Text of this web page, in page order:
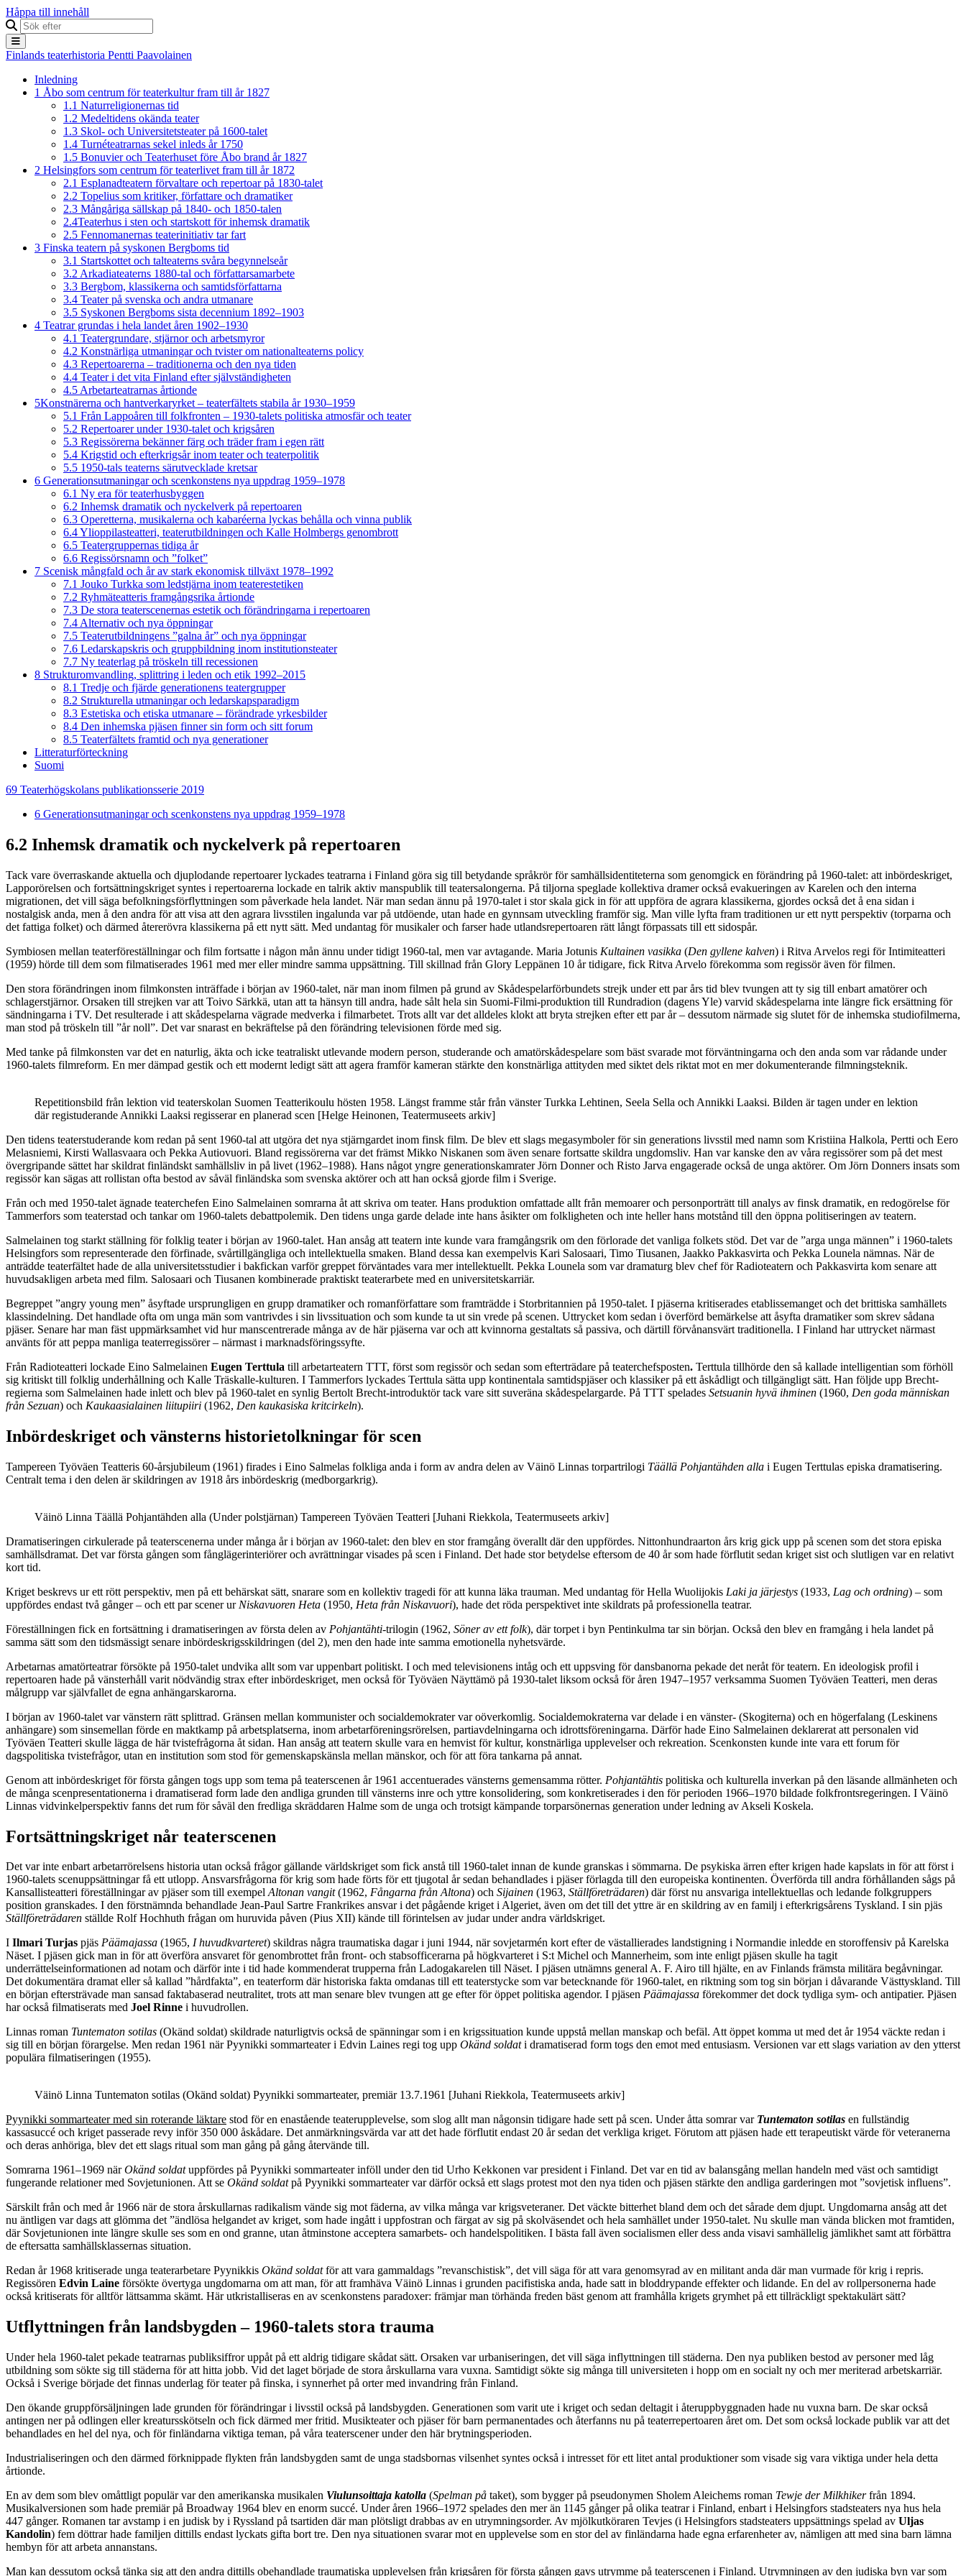
Håppa till innehåll
Finlands teaterhistoria Pentti Paavolainen
Inledning
1 Åbo som centrum för teaterkultur fram till år 1827
1.1 Naturreligionernas tid
1.2 Medeltidens okända teater
1.3 Skol- och Universitetsteater på 1600-talet
1.4 Turnéteatrarnas sekel inleds år 1750
1.5 Bonuvier och Teaterhuset före Åbo brand år 1827
2 Helsingfors som centrum för teaterlivet fram till år 1872
2.1 Esplanadteatern förvaltare och repertoar på 1830-talet
2.2 Topelius som kritiker, författare och dramatiker
2.3 Mångåriga sällskap på 1840- och 1850-talen
2.4Teaterhus i sten och startskott för inhemsk dramatik
2.5 Fennomanernas teaterinitiativ tar fart
3 Finska teatern på syskonen Bergboms tid
3.1 Startskottet och talteaterns svåra begynnelseår
3.2 Arkadiateaterns 1880-tal och författarsamarbete
3.3 Bergbom, klassikerna och samtidsförfattarna
3.4 Teater på svenska och andra utmanare
3.5 Syskonen Bergboms sista decennium 1892–1903
4 Teatrar grundas i hela landet åren 1902–1930
4.1 Teatergrundare, stjärnor och arbetsmyror
4.2 Konstnärliga utmaningar och tvister om nationalteaterns policy
4.3 Repertoarerna – traditionerna och den nya tiden
4.4 Teater i det vita Finland efter självständigheten
4.5 Arbetarteatrarnas årtionde
5Konstnärerna och hantverkaryrket – teaterfältets stabila år 1930–1959
5.1 Från Lappoåren till folkfronten – 1930-talets politiska atmosfär och teater
5.2 Repertoarer under 1930-talet och krigsåren
5.3 Regissörerna bekänner färg och träder fram i egen rätt
5.4 Krigstid och efterkrigsår inom teater och teaterpolitik
5.5 1950-tals teaterns särutvecklade kretsar
6 Generationsutmaningar och scenkonstens nya uppdrag 1959–1978
6.1 Ny era för teaterhusbyggen
6.2 Inhemsk dramatik och nyckelverk på repertoaren
6.3 Operetterna, musikalerna och kabaréerna lyckas behålla och vinna publik
6.4Ylioppilasteatteri, teaterutbildningen och Kalle Holmbergs genombrott
6.5 Teatergruppernas tidiga år
6.6 Regissörsnamn och ”folket”
7 Scenisk mångfald och år av stark ekonomisk tillväxt 1978–1992
7.1 Jouko Turkka som ledstjärna inom teaterestetiken
7.2 Ryhmäteatteris framgångsrika årtionde
7.3 De stora teaterscenernas estetik och förändringarna i repertoaren
7.4 Alternativ och nya öppningar
7.5 Teaterutbildningens ”galna år” och nya öppningar
7.6 Ledarskapskris och gruppbildning inom institutionsteater
7.7 Ny teaterlag på tröskeln till recessionen
8 Strukturomvandling, splittring i leden och etik 1992–2015
8.1 Tredje och fjärde generationens teatergrupper
8.2 Strukturella utmaningar och ledarskapsparadigm
8.3 Estetiska och etiska utmanare – förändrade yrkesbilder
8.4 Den inhemska pjäsen finner sin form och sitt forum
8.5 Teaterfältets framtid och nya generationer
Litteraturförteckning
Suomi
69 Teaterhögskolans publikationsserie 2019
6 Generationsutmaningar och scenkonstens nya uppdrag 1959–1978
6.2 Inhemsk dramatik och nyckelverk på repertoaren
Tack vare överraskande aktuella och djuplodande repertoarer lyckades teatrarna i Finland göra sig till betydande språkrör för samhällsidentiteterna som genomgick en förändring på 1960-talet: att inbördeskriget,
Lapporörelsen och fortsättningskriget syntes i repertoarerna lockade en talrik aktiv manspublik till teatersalongerna. På tiljorna speglade kollektiva dramer också evakueringen av Karelen och den interna
migrationen, det vill säga befolkningsförflyttningen som påverkade hela landet. När man sedan ännu på 1970-talet i stor skala gick in för att uppföra de agrara klassikerna, gjordes också det å ena sidan i
nostalgisk anda, men å den andra för att visa att den agrara livsstilen ingalunda var på utdöende, utan hade en gynnsam utveckling framför sig. Man ville lyfta fram traditionen ur ett nytt perspektiv (torparna och
det fattiga folket) och därmed återerövra klassikerna på ett nytt sätt. Med undantag för musikaler och farser hade utlandsrepertoaren rätt långt förpassats till ett sidospår.
Symbiosen mellan teaterföreställningar och film fortsatte i någon mån ännu under tidigt 1960-tal, men var avtagande. Maria Jotunis Kultainen vasikka (Den gyllene kalven) i Ritva Arvelos regi för Intimiteatteri
(1959) hörde till dem som filmatiserades 1961 med mer eller mindre samma uppsättning. Till skillnad från Glory Leppänen 10 år tidigare, fick Ritva Arvelo förekomma som regissör även för filmen.
Den stora förändringen inom filmkonsten inträffade i början av 1960-talet, när man inom filmen på grund av Skådespelarförbundets strejk under ett par års tid blev tvungen att ty sig till enbart amatörer och
schlagerstjärnor. Orsaken till strejken var att Toivo Särkkä, utan att ta hänsyn till andra, hade sålt hela sin Suomi-Filmi-produktion till Rundradion (dagens Yle) varvid skådespelarna inte längre fick ersättning för
sändningarna i TV. Det resulterade i att skådespelarna vägrade medverka i filmarbetet. Trots allt var det alldeles klokt att bryta strejken efter ett par år – dessutom närmade sig slutet för de inhemska studiofilmerna,
man stod på tröskeln till ”år noll”. Det var snarast en bekräftelse på den förändring televisionen förde med sig.
Med tanke på filmkonsten var det en naturlig, äkta och icke teatraliskt utlevande modern person, studerande och amatörskådespelare som bäst svarade mot förväntningarna och den anda som var rådande under
1960-talets filmreform. En mer dämpad gestik och ett modernt ledigt sätt att agera framför kameran stärkte den konstnärliga attityden med siktet dels riktat mot en mer dokumenterande filmningsteknik.
Repetitionsbild från lektion vid teaterskolan Suomen Teatterikoulu hösten 1958. Längst framme står från vänster Turkka Lehtinen, Seela Sella och Annikki Laaksi. Bilden är tagen under en lektion
där registuderande Annikki Laaksi regisserar en planerad scen [Helge Heinonen, Teatermuseets arkiv]
Den tidens teaterstuderande kom redan på sent 1960-tal att utgöra det nya stjärngardet inom finsk film. De blev ett slags megasymboler för sin generations livsstil med namn som Kristiina Halkola, Pertti och Eero
Melasniemi, Kirsti Wallasvaara och Pekka Autiovuori. Bland regissörerna var det främst Mikko Niskanen som även senare fortsatte skildra ungdomsliv. Han var kanske den av våra regissörer som på det mest
övergripande sättet har skildrat finländskt samhällsliv in på livet (1962–1988). Hans något yngre generationskamrater Jörn Donner och Risto Jarva engagerade också de unga aktörer. Om Jörn Donners insats som
regissör kan sägas att rollistan ofta bestod av såväl finländska som svenska aktörer och att han också gjorde film i Sverige.
Från och med 1950-talet ägnade teaterchefen Eino Salmelainen somrarna åt att skriva om teater. Hans produktion omfattade allt från memoarer och personporträtt till analys av finsk dramatik, en redogörelse för
Tammerfors som teaterstad och tankar om 1960-talets debattpolemik. Den tidens unga garde delade inte hans åsikter om folkligheten och inte heller hans motstånd till den öppna politiseringen av teatern.
Salmelainen tog starkt ställning för folklig teater i början av 1960-talet. Han ansåg att teatern inte kunde vara framgångsrik om den förlorade det vanliga folkets stöd. Det var de ”arga unga männen” i 1960-talets
Helsingfors som representerade den förfinade, svårtillgängliga och intellektuella smaken. Bland dessa kan exempelvis Kari Salosaari, Timo Tiusanen, Jaakko Pakkasvirta och Pekka Lounela nämnas. När de
anträdde teaterfältet hade de alla universitetsstudier i bakfickan varför greppet förväntades vara mer intellektuellt. Pekka Lounela som var dramaturg blev chef för Radioteatern och Pakkasvirta kom senare att
huvudsakligen arbeta med film. Salosaari och Tiusanen kombinerade praktiskt teaterarbete med en universitetskarriär.
Begreppet ”angry young men” åsyftade ursprungligen en grupp dramatiker och romanförfattare som framträdde i Storbritannien på 1950-talet. I pjäserna kritiserades etablissemanget och det brittiska samhällets
klassindelning. Det handlade ofta om unga män som vantrivdes i sin livssituation och som kunde ta ut sin vrede på scenen. Uttrycket kom sedan i överförd bemärkelse att åsyfta dramatiker som skrev sådana
pjäser. Senare har man fäst uppmärksamhet vid hur manscentrerade många av de här pjäserna var och att kvinnorna gestaltats så passiva, och därtill förvånansvärt traditionella. I Finland har uttrycket närmast
använts för att peppa manliga teaterregissörer – närmast i marknadsföringssyfte.
Från Radioteatteri lockade Eino Salmelainen Eugen Terttula till arbetarteatern TTT, först som regissör och sedan som efterträdare på teaterchefsposten. Terttula tillhörde den så kallade intelligentian som förhöll
sig kritiskt till folklig underhållning och Kalle Träskalle-kulturen. I Tammerfors lyckades Terttula sätta upp kontinentala samtidspjäser och klassiker på ett åskådligt och tillgängligt sätt. Han följde upp Brecht-
regierna som Salmelainen hade inlett och blev på 1960-talet en synlig Bertolt Brecht-introduktör tack vare sitt suveräna skådespelargarde. På TTT spelades Setsuanin hyvä ihminen (1960, Den goda människan
från Sezuan) och Kaukaasialainen liitupiiri (1962, Den kaukasiska kritcirkeln).
Inbördeskriget och vänsterns historietolkningar för scen
Tampereen Työväen Teatteris 60-årsjubileum (1961) firades i Eino Salmelas folkliga anda i form av andra delen av Väinö Linnas torpartrilogi Täällä Pohjantähden alla i Eugen Terttulas episka dramatisering.
Centralt tema i den delen är skildringen av 1918 års inbördeskrig (medborgarkrig).
Väinö Linna Täällä Pohjantähden alla (Under polstjärnan) Tampereen Työväen Teatteri [Juhani Riekkola, Teatermuseets arkiv]
Dramatiseringen cirkulerade på teaterscenerna under många år i början av 1960-talet: den blev en stor framgång överallt där den uppfördes. Nittonhundraarton års krig gick upp på scenen som det stora episka
samhällsdramat. Det var första gången som fånglägerinteriörer och avrättningar visades på scen i Finland. Det hade stor betydelse eftersom de 40 år som hade förflutit sedan kriget sist och slutligen var en relativt
kort tid.
Kriget beskrevs ur ett rött perspektiv, men på ett behärskat sätt, snarare som en kollektiv tragedi för att kunna läka trauman. Med undantag för Hella Wuolijokis Laki ja järjestys (1933, Lag och ordning) – som
uppfördes endast två gånger – och ett par scener ur Niskavuoren Heta (1950, Heta från Niskavuori), hade det röda perspektivet inte skildrats på professionella teatrar.
Föreställningen fick en fortsättning i dramatiseringen av första delen av Pohjantähti-trilogin (1962, Söner av ett folk), där torpet i byn Pentinkulma tar sin början. Också den blev en framgång i hela landet på
samma sätt som den tidsmässigt senare inbördeskrigsskildringen (del 2), men den hade inte samma emotionella nyhetsvärde.
Arbetarnas amatörteatrar försökte på 1950-talet undvika allt som var uppenbart politiskt. I och med televisionens intåg och ett uppsving för dansbanorna pekade det neråt för teatern. En ideologisk profil i
repertoaren hade på vänsterhåll varit nödvändig strax efter inbördeskriget, men också för Työväen Näyttämö på 1930-talet liksom också för åren 1947–1957 verksamma Suomen Työväen Teatteri, men deras
målgrupp var självfallet de egna anhängarskarorna.
I början av 1960-talet var vänstern rätt splittrad. Gränsen mellan kommunister och socialdemokrater var oöverkomlig. Socialdemokraterna var delade i en vänster- (Skogiterna) och en högerfalang (Leskinens
anhängare) som sinsemellan förde en maktkamp på arbetsplatserna, inom arbetarföreningsrörelsen, partiavdelningarna och idrottsföreningarna. Därför hade Eino Salmelainen deklarerat att personalen vid
Työväen Teatteri skulle lägga de här tvistefrågorna åt sidan. Han ansåg att teatern skulle vara en hemvist för kultur, konstnärliga upplevelser och rekreation. Scenkonsten kunde inte vara ett forum för
dagspolitiska tvistefrågor, utan en institution som stod för gemenskapskänsla mellan mänskor, och för att föra tankarna på annat.
Genom att inbördeskriget för första gången togs upp som tema på teaterscenen år 1961 accentuerades vänsterns gemensamma rötter. Pohjantähtis politiska och kulturella inverkan på den läsande allmänheten och
de många scenpresentationerna i dramatiserad form lade den andliga grunden till vänsterns inre och yttre konsolidering, som konkretiserades i den för perioden 1966–1970 bildade folkfrontsregeringen. I Väinö
Linnas vidvinkelperspektiv fanns det rum för såväl den fredliga skräddaren Halme som de unga och trotsigt kämpande torparsönernas generation under ledning av Akseli Koskela.
Fortsättningskriget når teaterscenen
Det var inte enbart arbetarrörelsens historia utan också frågor gällande världskriget som fick anstå till 1960-talet innan de kunde granskas i sömmarna. De psykiska ärren efter krigen hade kapslats in för att först i
1960-talets scenuppsättningar få ett utlopp. Ansvarsfrågorna för krig som hade förts för ett tjugotal år sedan behandlades i pjäser förlagda till den europeiska kontinenten. Överförda till andra förhållanden sågs på
Kansallisteatteri föreställningar av pjäser som till exempelAltonan vangit(1962, Fångarna från Altona) och Sijainen (1963, Ställföreträdaren) där först nu ansvariga intellektuellas och ledande folkgruppers
position granskades. I den förstnämnda behandlade Jean-Paul Sartre Frankrikes ansvar i det pågående kriget i Algeriet, även om det till det yttre är en skildring av en familj i efterkrigsårens Tyskland. I sin pjäs
Ställföreträdaren ställde Rolf Hochhuth frågan om huruvida påven (Pius XII) kände till förintelsen av judar under andra världskriget.
I Ilmari Turjas pjäs Päämajassa (1965, I huvudkvarteret) skildras några traumatiska dagar i juni 1944, när sovjetarmén kort efter de västallierades landstigning i Normandie inledde en storoffensiv på Karelska
Näset. I pjäsen gick man in för att överföra ansvaret för genombrottet från front- och stabsofficerarna på högkvarteret i S:t Michel och Mannerheim, som inte enligt pjäsen skulle ha tagit
underrättelseinformationen ad notam och därför inte i tid hade kommenderat trupperna från Ladogakarelen till Näset. I pjäsen utnämns general A. F. Airo till hjälte, en av Finlands främsta militära begåvningar.
Det dokumentära dramat eller så kallad ”hårdfakta”, en teaterform där historiska fakta omdanas till ett teaterstycke som var betecknande för 1960-talet, en riktning som tog sin början i dåvarande Västtyskland. Till
en början eftersträvade man sansad faktabaserad neutralitet, trots att man senare blev tvungen att ge efter för öppet politiska agendor. I pjäsen Päämajassa förekommer det dock tydliga sym- och antipatier. Pjäsen
har också filmatiserats med Joel Rinne i huvudrollen.
Linnas roman Tuntematon sotilas (Okänd soldat) skildrade naturligtvis också de spänningar som i en krigssituation kunde uppstå mellan manskap och befäl. Att öppet komma ut med det år 1954 väckte redan i
sig till en början förargelse. Men redan 1961 när Pyynikki sommarteater i Edvin Laines regi tog upp Okänd soldati dramatiserad form togs den emot med entusiasm. Versionen var ett slags variation av den ytterst
populära filmatiseringen (1955).
Väinö Linna Tuntematon sotilas (Okänd soldat) Pyynikki sommarteater, premiär 13.7.1961 [Juhani Riekkola, Teatermuseets arkiv]
Pyynikki sommarteater med sin roterande läktare stod för en enastående teaterupplevelse, som slog allt man någonsin tidigare hade sett på scen. Under åtta somrar var Tuntematon sotilas en fullständig
kassasuccé och kriget passerade revy inför 350 000 åskådare. Det anmärkningsvärda var att det hade förflutit endast 20 år sedan det verkliga kriget. Förutom att pjäsen hade ett terapeutiskt värde för veteranerna
och deras anhöriga, blev det ett slags ritual som man gång på gång återvände till.
Somrarna 1961–1969 närOkänd soldatuppfördes på Pyynikki sommarteater inföll under den tid Urho Kekkonen var president i Finland. Det var en tid av balansgång mellan handeln med väst och samtidigt
fungerande relationer med Sovjetunionen. Att se Okänd soldatpå Pyynikki sommarteater var därför också ett slags protest mot den nya tiden och pjäsen stärkte den andliga garderingen mot ”sovjetisk influens”.
Särskilt från och med år 1966 när de stora årskullarnas radikalism vände sig mot fäderna, av vilka många var krigsveteraner. Det väckte bitterhet bland dem och det sårade dem djupt. Ungdomarna ansåg att det
nu äntligen var dags att glömma det ”ändlösa helgandet av kriget, som hade ingått i uppfostran och färgat av sig på skolväsendet och hela samhället under 1950-talet. Nu skulle man vända blicken mot framtiden,
där Sovjetunionen inte längre skulle ses som en ond granne, utan åtminstone acceptera samarbets- och handelspolitiken. I bästa fall även socialismen eller dess anda visavi samhällelig jämlikhet samt att förbättra
de eftersatta samhällsklassernas situation.
Redan år 1968 kritiserade unga teaterarbetare Pyynikkis Okänd soldatför att vara gammaldags ”revanschistisk”, det vill säga för att vara genomsyrad av en militant anda där man vurmade för krig i repris.
Regissören Edvin Laine försökte övertyga ungdomarna om att man, för att framhäva Väinö Linnas i grunden pacifistiska anda, hade satt in bloddrypande effekter och lidande. En del av rollpersonerna hade
också kritiserats för alltför lättsamma skämt. Här utkristalliseras en av scenkonstens paradoxer: främjar man törhända freden bäst genom att framhålla krigets grymhet på ett tillräckligt spektakulärt sätt?
Utflyttningen från landsbygden – 1960-talets stora trauma
Under hela 1960-talet pekade teatrarnas publiksiffror uppåt på ett aldrig tidigare skådat sätt. Orsaken var urbaniseringen, det vill säga inflyttningen till städerna. Den nya publiken bestod av personer med låg
utbildning som sökte sig till städerna för att hitta jobb. Vid det laget började de stora årskullarna vara vuxna. Samtidigt sökte sig många till universiteten i hopp om en socialt ny och mer meriterad arbetskarriär.
Också i Sverige började det finnas underlag för teater på finska, i synnerhet på orter med invandring från Finland.
Den ökande gruppförsäljningen lade grunden för förändringar i livsstil också på landsbygden. Generationen som varit ute i kriget och sedan deltagit i återuppbyggnaden hade nu vuxna barn. De skar också
antingen ner på odlingen eller kreatursskötseln och fick därmed mer fritid. Musikteater och pjäser för barn permanentades och återfanns nu på teaterrepertoaren året om. Det som också lockade publik var att det
behandlades en hel del nya, och för finländarna viktiga teman, på våra teaterscener under den här brytningsperioden.
Industrialiseringen och den därmed förknippade flykten från landsbygden samt de unga stadsbornas vilsenhet syntes också i intresset för ett litet antal produktioner som visade sig vara viktiga under hela detta
årtionde.
En av dem som blev omåttligt populär var den amerikanska musikalen Viulunsoittaja katolla (Spelman på taket), som bygger på pseudonymen Sholem Aleichems roman Tewje der Milkhikerfrån 1894.
Musikalversionen som hade premiär på Broadway 1964 blev en enorm succé. Under åren 1966–1972 spelades den mer än 1145 gånger på olika teatrar i Finland, enbart i Helsingfors stadsteaters nya hus hela
447 gånger. Romanen tar avstamp i en judisk by i Ryssland på tsartiden där man plötsligt drabbas av en utrymningsorder. Av mjölkutköraren Tevjes (i Helsingfors stadsteaters uppsättnings spelad av Uljas
Kandolin) fem döttrar hade familjen dittills endast lyckats gifta bort tre. Den nya situationen svarar mot en upplevelse som en stor del av finländarna hade egna erfarenheter av, nämligen att med sina barn lämna
hembyn för att arbeta annanstans.
Man kan dessutom också tänka sig att den andra dittills obehandlade traumatiska upplevelsen från krigsåren för första gången gavs utrymme på teaterscenen i Finland. Utrymningen av den judiska byn var som